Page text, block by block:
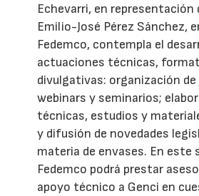
Echevarri, en representación
Emilio-José Pérez Sánchez,
Fedemco, contempla el
actuaciones técnicas,
divulgativas: organización de
webinars y seminarios;
técnicas, estudios y
y difusión de novedades
materia de envases. En este
Fedemco podrá prestar
apoyo técnico a Genci en